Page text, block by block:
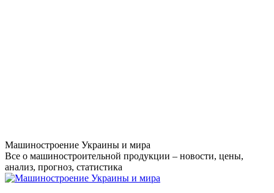
Перейти
к
содержанию
Машиностроение Украины и мира
Все о машиностроительной продукции – новости, цены,
анализ, прогноз, статистика